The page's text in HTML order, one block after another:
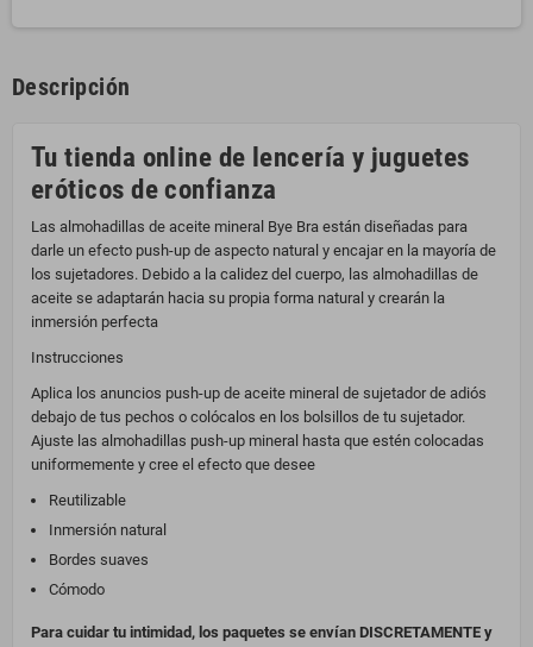
Descripción
Tu tienda online de lencería y juguetes
eróticos de confianza
Las almohadillas de aceite mineral Bye Bra están diseñadas para
darle un efecto push-up de aspecto natural y encajar en la mayoría de
los sujetadores. Debido a la calidez del cuerpo, las almohadillas de
aceite se adaptarán hacia su propia forma natural y crearán la
inmersión perfecta
Instrucciones
Aplica los anuncios push-up de aceite mineral de sujetador de adiós
debajo de tus pechos o colócalos en los bolsillos de tu sujetador.
Ajuste las almohadillas push-up mineral hasta que estén colocadas
uniformemente y cree el efecto que desee
Reutilizable
Inmersión natural
Bordes suaves
Cómodo
Para cuidar tu intimidad, los paquetes se envían DISCRETAMENTE y